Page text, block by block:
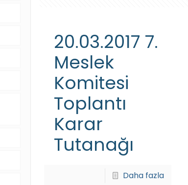
20.03.2017 7.
Meslek
Komitesi
Toplantı
Karar
Tutanağı
Daha fazla